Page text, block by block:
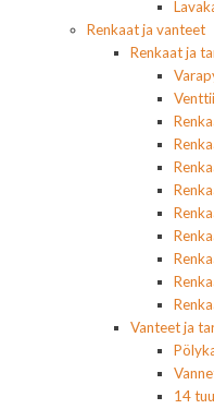
Renkaat ja vanteet
Renkaat ja
Vanteet ja
14